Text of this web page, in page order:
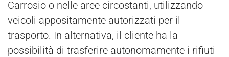
Carrosio o nelle aree circostanti, utilizzando
veicoli appositamente autorizzati per il
trasporto. In alternativa, il cliente ha la
possibilità di trasferire autonomamente i rifiuti